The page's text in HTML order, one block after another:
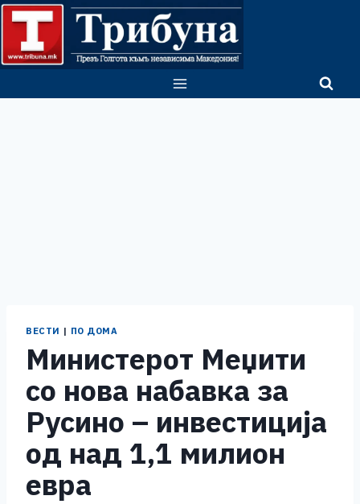
Skip
content
ВЕСТИ | ПО ДОМА
Министерот Меџити
со нова набавка за
Русино – инвестиција
од над 1,1 милион
евра